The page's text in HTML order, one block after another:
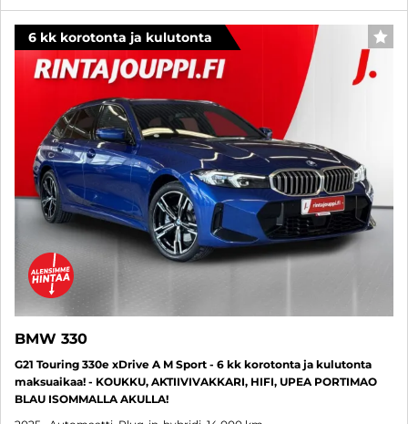
6 kk korotonta ja kulutonta
BMW 330
G21 Touring 330e xDrive A M Sport - 6 kk korotonta ja kulutonta
maksuaikaa! - KOUKKU, AKTIIVIVAKKARI, HIFI, UPEA PORTIMAO
BLAU ISOMMALLA AKULLA!